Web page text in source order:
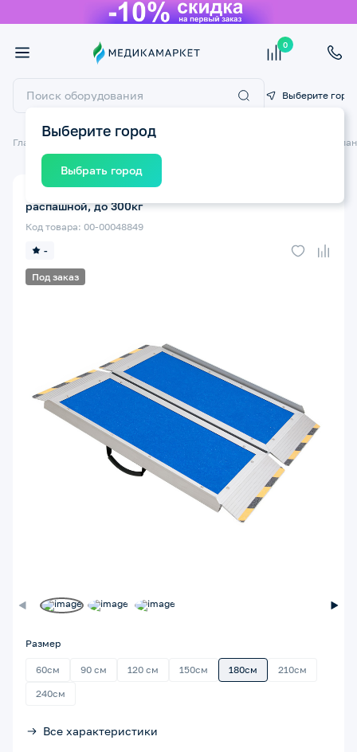
0
Выберите город
Выберите город
Выбрать город
Главная Технические средства реабилитации ТСР Подъемники и
Под заказ
-
Код товара: 00-00048849
распашной, до 300кг
Размер
60см 90 см 120 см 150см 180см
210см
240см
Все характеристики